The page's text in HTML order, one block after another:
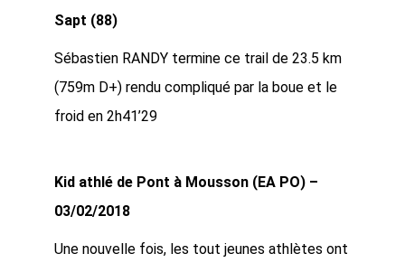
Sapt (88)
Sébastien RANDY termine ce trail de 23.5 km
(759m D+) rendu compliqué par la boue et le
froid en 2h41’29
Kid athlé de Pont à Mousson (EA PO) –
03/02/2018
Une nouvelle fois, les tout jeunes athlètes ont